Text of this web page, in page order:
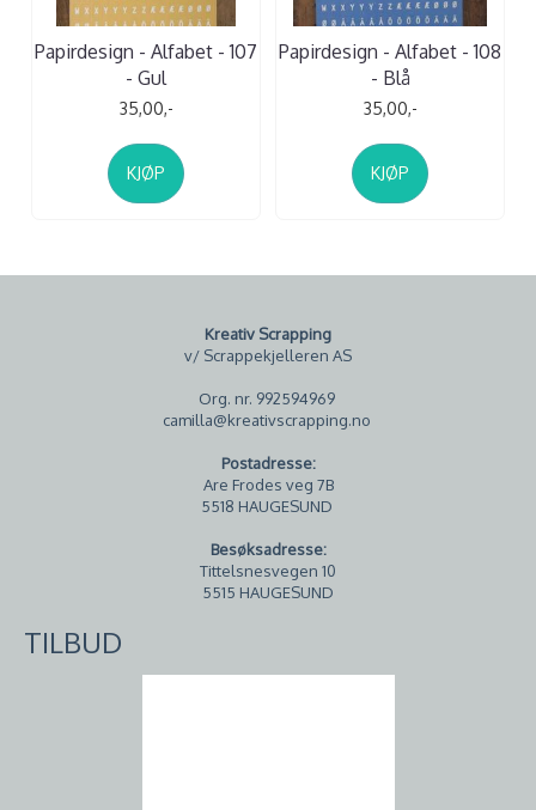
Papirdesign - Alfabet - 107
- Gul
35,00,-
KJØP
Papirdesign - Alfabet - 108
- Blå
35,00,-
KJØP
Kreativ Scrapping
v/ Scrappekjelleren AS
Org. nr. 992594969
camilla@kreativscrapping.no
Postadresse:
Are Frodes veg 7B
5518 HAUGESUND
Besøksadresse:
Tittelsnesvegen 10
5515 HAUGESUND
TILBUD